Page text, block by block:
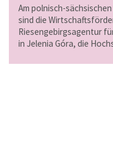
Am polnisch-
sind die
Riesengebirgsagentur
in Jelenia Góra, die